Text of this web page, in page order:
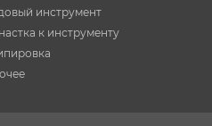
инструмент
к инструменту